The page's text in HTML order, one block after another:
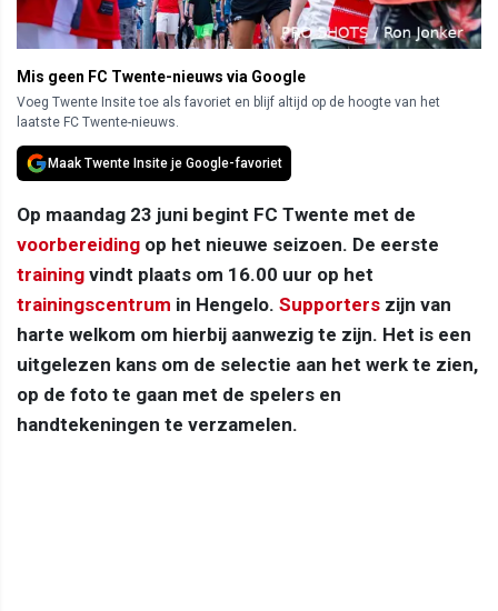
Mis geen FC Twente-nieuws via Google
Voeg Twente Insite toe als favoriet en blijf altijd op de hoogte van het
laatste FC Twente-nieuws.
Maak Twente Insite je Google-favoriet
Op maandag 23 juni begint FC Twente met de
voorbereiding op het nieuwe seizoen. De eerste
training vindt plaats om 16.00 uur op het
trainingscentrum in Hengelo. Supporters zijn van
harte welkom om hierbij aanwezig te zijn. Het is een
uitgelezen kans om de selectie aan het werk te zien,
op de foto te gaan met de spelers en
handtekeningen te verzamelen.